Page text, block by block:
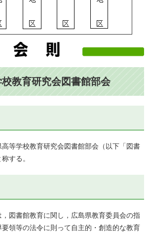
教育研究会図書館部会
等学校教育研究会図書館部会（以下「図書
する。
図書館教育に関し，広島県教育委員会の指
領等の法令に則って自主的・創造的な教育